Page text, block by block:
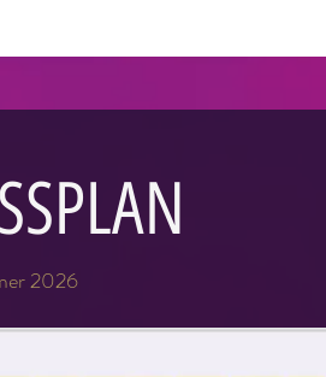
2026